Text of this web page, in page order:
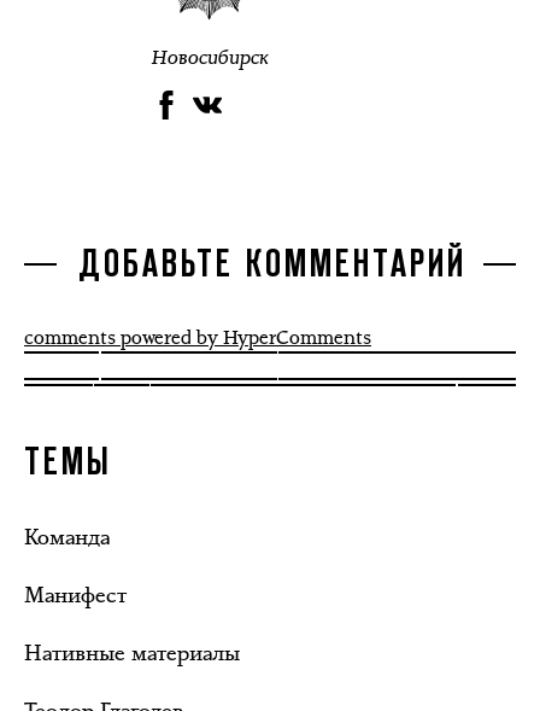
Новосибирск
ДОБАВЬТЕ КОММЕНТАРИЙ
comments powered by HyperComments
ТЕМЫ
Команда
Манифест
Нативные материалы